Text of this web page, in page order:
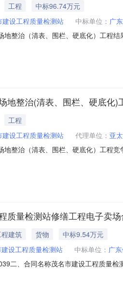
工程
中标96.74万元
建设工程质量检测站 中标单位： 广
整治（清表、围栏、硬底化）工程
：茂名市建设工程质量检测站粤西
地整治(清表、围栏、硬底化)
工程
建设工程质量检测站 代理单位： 亚
地整治（清表、围栏、硬底化）工程
南侧场地整治（清表、围栏、硬底
质量检测站修缮工程电子卖
程建筑 货物
中标9.54万元
设工程质量检测站 中标单位： 广
二、合同名称茂名市建设工程质量
街道海滨新区第一小区B01号201室